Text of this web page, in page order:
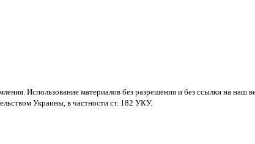
Использование материалов без разрешения и без ссылки на
Украины, в частности ст. 182 УКУ.